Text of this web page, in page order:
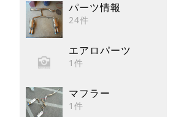
パーツ情報
24件
エアロパーツ
1件
マフラー
1件